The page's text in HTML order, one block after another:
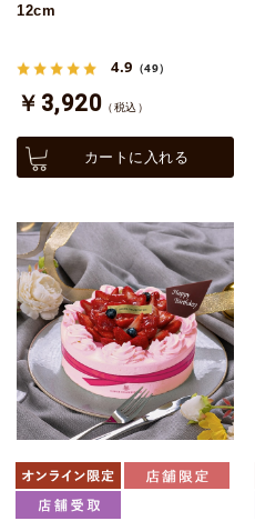
12cm
4.9 （49）
￥3,920 （税込）
カートに入れる